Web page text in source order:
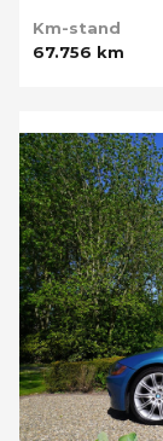
Km-stand
67.756 km